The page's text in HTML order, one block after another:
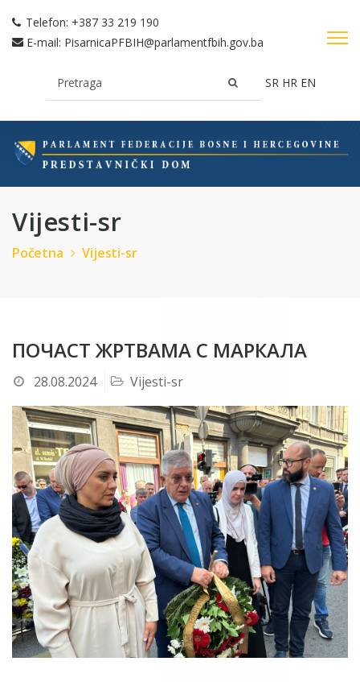
Telefon: +387 33 219 190
E-mail: PisarnicaPFBIH@parlamentfbih.gov.ba
SR HR EN
Vijesti-sr
Početna Vijesti-sr
ПОЧАСТ ЖРТВАМА С МАРКАЛА
28.08.2024 Vijesti-sr